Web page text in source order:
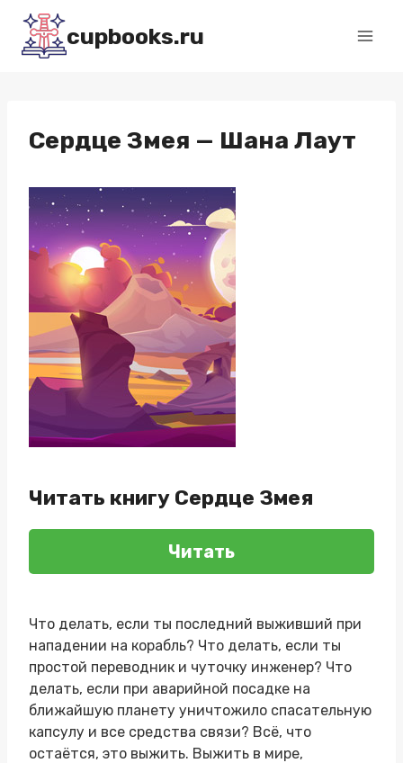
Перейти
содержимому
cupbooks.ru
Сердце Змея — Шана Лаут
Читать книгу Сердце Змея
Читать
Что делать, если ты последний выживший при
нападении на корабль? Что делать, если ты
простой переводник и чуточку инженер? Что
делать, если при аварийной посадке на
ближайшую планету уничтожило спасательную
капсулу и все средства связи? Всё, что
остаётся, это выжить. Выжить в мире,